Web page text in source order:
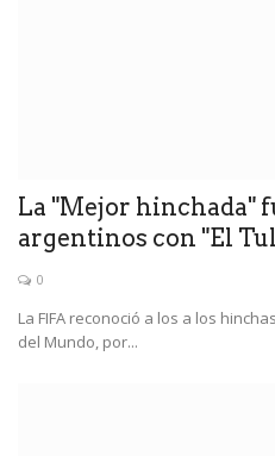
La "Mejor hinchada"
argentinos con "El
0
La FIFA reconoció a los a los
del Mundo, por...